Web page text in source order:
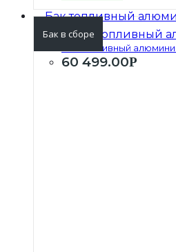
Бак в сборе
Бак топливный
60 499.00Р